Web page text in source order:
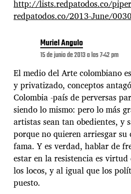
http://lists.redpatodos.co/
redpatodos.co/2013-June/
Muriel Angulo
15 de junio de 2013 a las 7:42 pm
El medio del Arte colombiano
y privatizado, conceptos
Colombia -país de perversas
siendo lo mismo: pero lo más
artistas sean tan obedientes, y
porque no quieren arriesgar
fama. Y es verdad, hablar de
estar en la resistencia es virtud
los locos, y al igual que los
puesto.